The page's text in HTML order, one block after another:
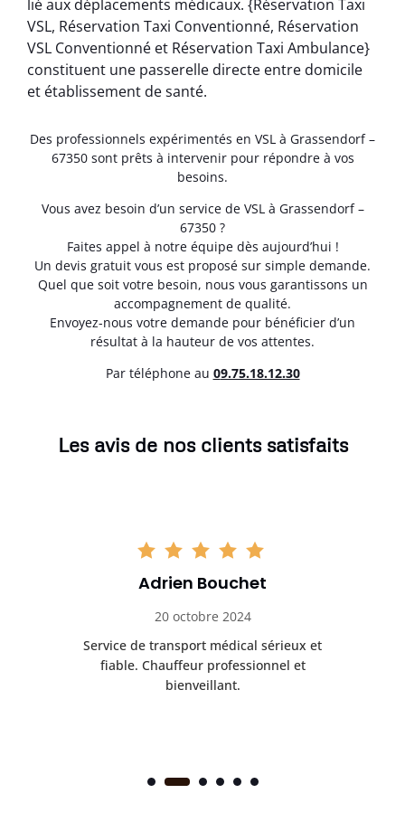
lié aux déplacements médicaux. {Réservation Taxi
VSL, Réservation Taxi Conventionné, Réservation
VSL Conventionné et Réservation Taxi Ambulance}
constituent une passerelle directe entre domicile
et établissement de santé.
Des professionnels expérimentés en VSL à Grassendorf –
67350 sont prêts à intervenir pour répondre à vos
besoins.
Vous avez besoin d’un service de VSL à Grassendorf –
67350 ?
Faites appel à notre équipe dès aujourd’hui !
Un devis gratuit vous est proposé sur simple demande.
Quel que soit votre besoin, nous vous garantissons un
accompagnement de qualité.
Envoyez-nous votre demande pour bénéficier d’un
résultat à la hauteur de vos attentes.
Par téléphone au 09.75.18.12.30
Les avis de nos clients satisfaits
Adrien Bouchet
20 octobre 2024
Service de transport médical sérieux et
fiable. Chauffeur professionnel et
bienveillant.